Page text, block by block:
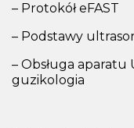
– Protokół eFAST
– Podstawy
– Obsługa aparatu
guzikologia